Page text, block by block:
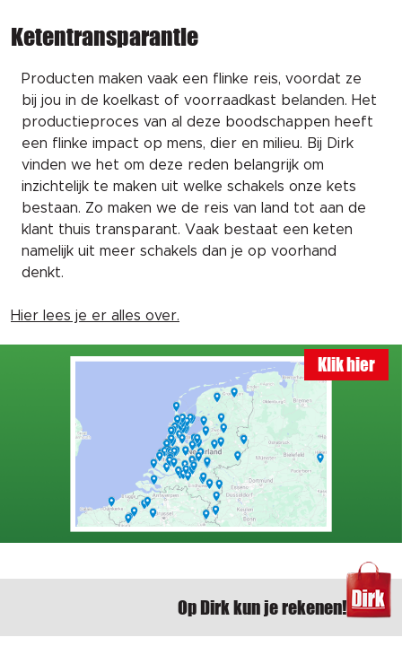
Ketentransparantie
Producten maken vaak een flinke reis, voordat ze
bij jou in de koelkast of voorraadkast belanden. Het
productieproces van al deze boodschappen heeft
een flinke impact op mens, dier en milieu. Bij Dirk
vinden we het om deze reden belangrijk om
inzichtelijk te maken uit welke schakels onze kets
bestaan. Zo maken we de reis van land tot aan de
klant thuis transparant. Vaak bestaat een keten
namelijk uit meer schakels dan je op voorhand
denkt.
Hier lees je er alles over.
Klik hier
Op Dirk kun je rekenen!